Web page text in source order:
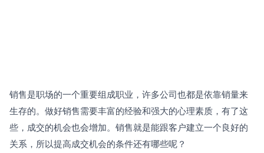
销售是职场的一个重要组成职业，许多公司也都是依靠销量来
生存的。做好销售需要丰富的经验和强大的心理素质，有了这
些，成交的机会也会增加。销售就是能跟客户建立一个良好的
关系，所以提高成交机会的条件还有哪些呢？